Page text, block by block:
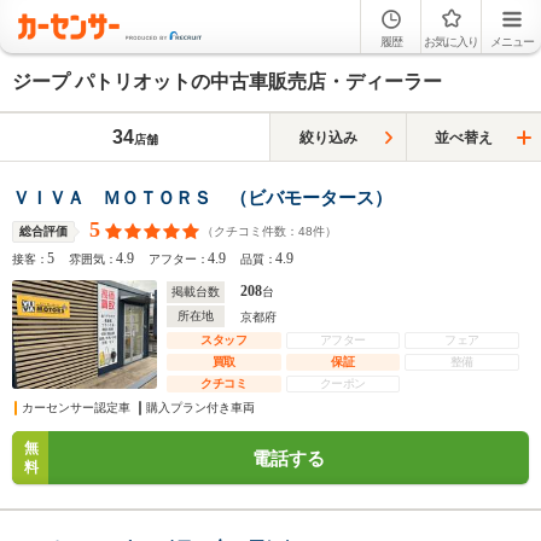
履歴 お気に入り メニュー
ジープ パトリオットの中古車販売店・ディーラー
34店舗 絞り込み 並べ替え
ＶＩＶＡ ＭＯＴＯＲＳ （ビバモータース）
総合評価 5 （クチコミ件数： 48件）
接客：5 雰囲気：4.9 アフター：4.9 品質：4.9
掲載台数 208台
所在地
京都府
スタッフ
アフター
フェア
買取
保証
整備
クチコミ
クーポン
カーセンサー認定車
購入プラン付き車両
無
料
電話する